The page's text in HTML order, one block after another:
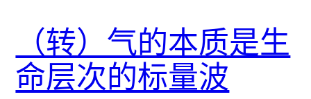
（转）气的本质是生
命层次的标量波